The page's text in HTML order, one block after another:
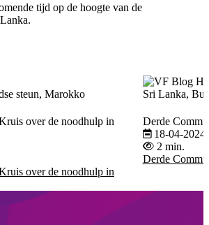
tijd op de hoogte van de
steun, Marokko
over de noodhulp in
over de noodhulp in
Sri Lanka,
Derde
18-04-2024
2 min.
Derde